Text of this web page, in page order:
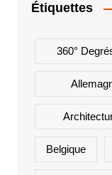
Étiquettes
360°
Belgique